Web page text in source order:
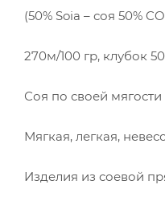
(50% Soia – соя 50%
270м/100 гр, клубок
Соя по своей
Мягкая, легкая,
Изделия из соевой